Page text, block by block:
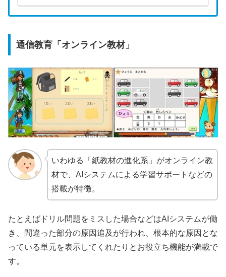
通信教育「オンライン教材」
いわゆる「紙教材の進化系」がオンライン教
材で、AIシステムによる学習サポートなどの
搭載が特徴。
たとえばドリル問題をミスした場合などはAIシステムが働
き、間違った部分の原因追及が行われ、根本的な原因とな
っている単元を表示してくれたりとお役立ち機能が満載で
す。